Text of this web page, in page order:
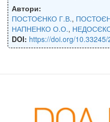
Автори:
ПОСТОЄНКО Г.В.,
НАПНЕНКО О.О.,
DOI: https://doi.org/